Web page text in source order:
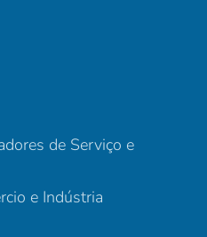
de Serviço e
e Indústria